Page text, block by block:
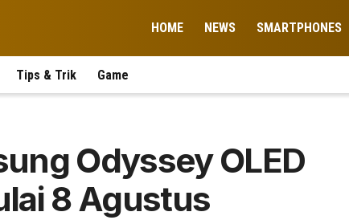
HOME NEWS SMARTPHONES
Tips & Trik Game
Odyssey OLED
8 Agustus